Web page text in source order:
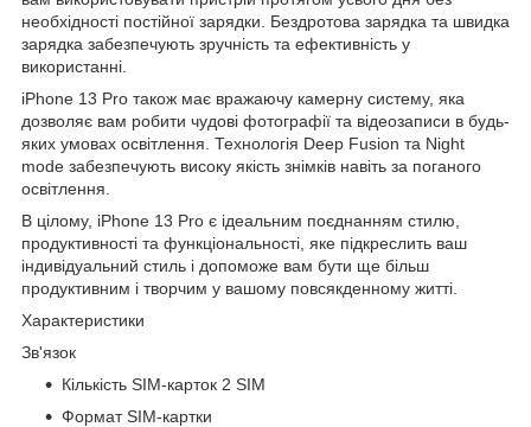
необхідності постійної зарядки. Бездротова зарядка та швидка
зарядка забезпечують зручність та ефективність у
використанні.
iPhone 13 Pro також має вражаючу камерну систему, яка
дозволяє вам робити чудові фотографії та відеозаписи в будь-
яких умовах освітлення. Технологія Deep Fusion та Night
mode забезпечують високу якість знімків навіть за поганого
освітлення.
В цілому, iPhone 13 Pro є ідеальним поєднанням стилю,
продуктивності та функціональності, яке підкреслить ваш
індивідуальний стиль і допоможе вам бути ще більш
продуктивним і творчим у вашому повсякденному житті.
Характеристики
Зв'язок
Кількість SIM-карток 2 SIM
Формат SIM-картки